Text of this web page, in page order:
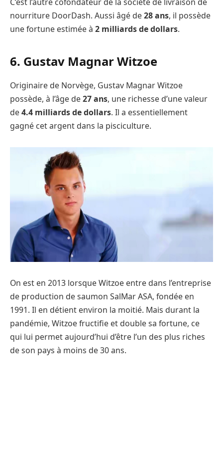
nourriture DoorDash. Aussi âgé de28 ans, il possède
une fortune estimée à 2 milliards de dollars.
6. Gustav Magnar Witzoe
Originaire de Norvège, Gustav Magnar Witzoe
possède, à l’âge de27 ans, une richesse d’une valeur
de4.4 milliards de dollars. Il a essentiellement
gagné cet argent dans la pisciculture.
On est en 2013 lorsque Witzoe entre dans l’entreprise
de production de saumon SalMar ASA, fondée en
1991. Il en détient environ la moitié. Mais durant la
pandémie, Witzoe fructifie et double sa fortune, ce
qui lui permet aujourd’hui d’être l’un des plus riches
de son pays à moins de 30 ans.